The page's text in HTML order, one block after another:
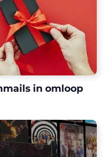
in omloop